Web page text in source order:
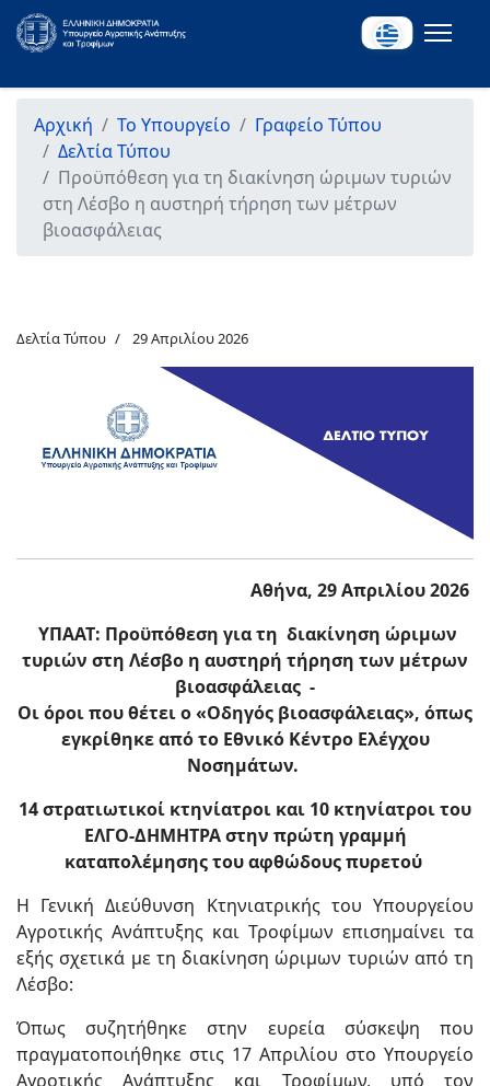
Αρχική Το Υπουργείο
Γραφείο Τύπου
Δελτία Τύπου
Προϋπόθεση για τη διακίνηση ώριμων τυριών
στη Λέσβο η αυστηρή τήρηση των μέτρων
βιοασφάλειας
Δελτία Τύπου 29 Απριλίου 2026
Αθήνα, 29 Απριλίου 2026
ΥΠΑΑΤ: Προϋπόθεση για τη διακίνηση ώριμων
τυριών στη Λέσβο η αυστηρή τήρηση των μέτρων
βιοασφάλειας -
Οι όροι που θέτει ο «Οδηγός βιοασφάλειας», όπως
εγκρίθηκε από το Εθνικό Κέντρο Ελέγχου
Νοσημάτων.
14 στρατιωτικοί κτηνίατροι και 10 κτηνίατροι του
ΕΛΓΟ-ΔΗΜΗΤΡΑ στην πρώτη γραμμή
καταπολέμησης του αφθώδους πυρετού
Η Γενική Διεύθυνση Κτηνιατρικής του Υπουργείου
Αγροτικής Ανάπτυξης και Τροφίμων επισημαίνει τα
εξής σχετικά με τη διακίνηση ώριμων τυριών από τη
Λέσβο:
Όπως συζητήθηκε στην ευρεία σύσκεψη που
πραγματοποιήθηκε στις 17 Απριλίου στο Υπουργείο
Αγροτικής Ανάπτυξης και Τροφίμων, υπό τον